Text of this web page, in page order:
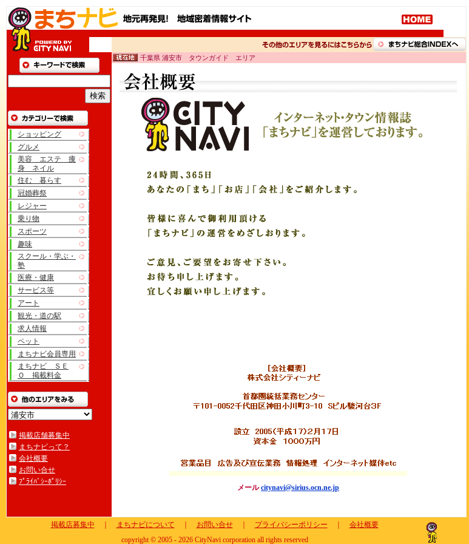
ショッピング
グルメ
美容 エステ 痩
身 ネイル
住む 暮らす
冠婚葬祭
レジャー
乗り物
スポーツ
趣味
スクール・学ぶ・
塾
医療・健康
サービス等
アート
観光・道の駅
求人情報
ペット
まちナビ会員専用
まちナビ ＳＥ
Ｏ 掲載料金
掲載店舗募集中
まちナビって？
会社概要
お問い合せ
ﾌﾟﾗｲﾊﾞｼｰﾎﾟﾘｼｰ
千葉県 浦安市 タウンガイド エリア
メールcitynavi@sirius.ocn.ne.jp
掲載店募集中 まちナビについて お問い合せ｜ プライバシーポリシー
会社概要
copyright © 2005 - 2026 CityNavi corporation all rights reserved